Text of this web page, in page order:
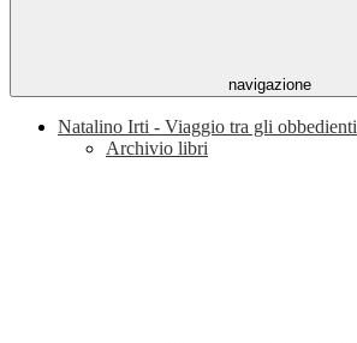
navigazione
Natalino Irti - Viaggio tra gli obbedienti
Archivio libri